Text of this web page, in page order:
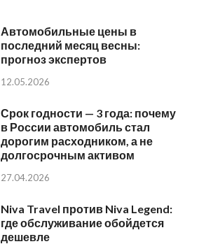
Автомобильные цены в
последний месяц весны:
прогноз экспертов
12.05.2026
Срок годности — 3 года: почему
в России автомобиль стал
дорогим расходником, а не
долгосрочным активом
27.04.2026
Niva Travel против Niva Legend:
где обслуживание обойдется
дешевле